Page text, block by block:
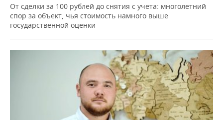
От сделки за 100 рублей до снятия с учета: многолетний
спор за объект, чья стоимость намного выше
государственной оценки